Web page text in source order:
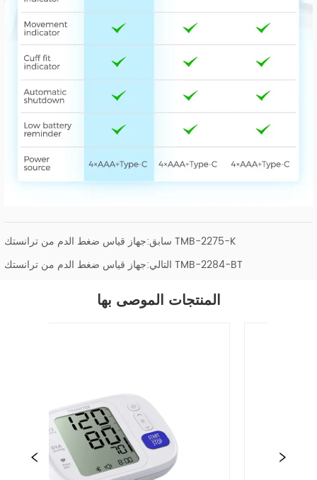
سابق: جهاز قياس ضغط الدم من ترانستك TMB-2275-K
التالي: جهاز قياس ضغط الدم من ترانستك TMB-2284-BT
المنتجات الموصى بها